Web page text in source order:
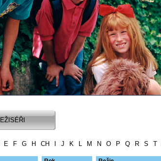
E F G H CH J K L M N O P Q R S T